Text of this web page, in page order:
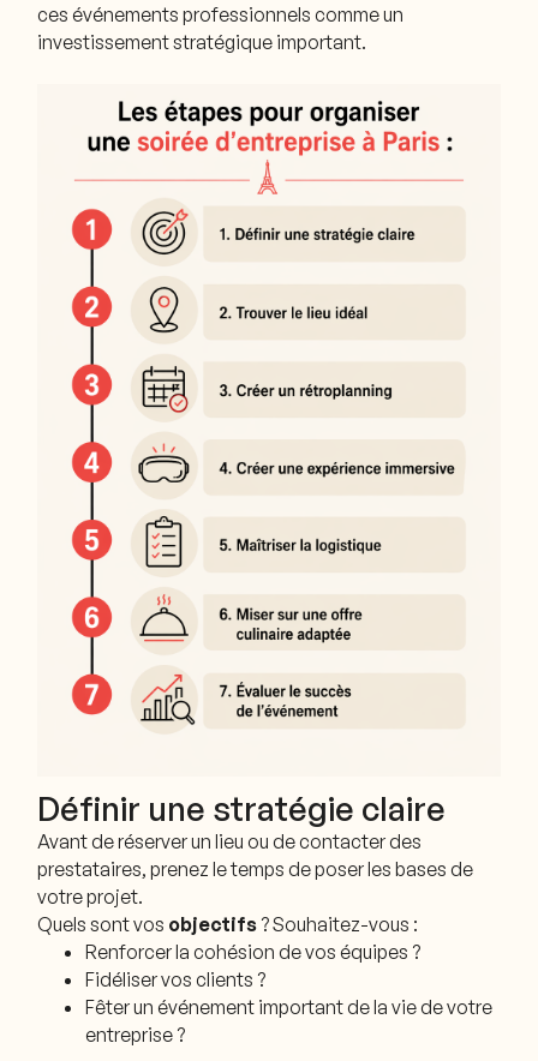
ces événements professionnels comme un
investissement stratégique important.
Définir une stratégie claire
Avant de réserver un lieu ou de contacter des
prestataires, prenez le temps de poser les bases de
votre projet.
Quels sont vos objectifs ? Souhaitez-vous :
Renforcer la cohésion de vos équipes ?
Fidéliser vos clients ?
Fêter un événement important de la vie de votre
entreprise ?